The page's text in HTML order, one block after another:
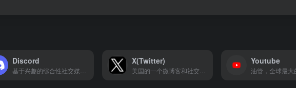
Discord X(Twitter) Youtube